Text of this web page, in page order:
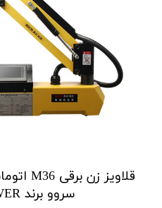
سروو برند AST POWER